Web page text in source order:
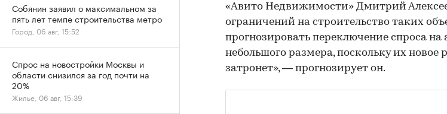
«Авито Недвижимости» Дмитрий
ограничений на строительство таких
прогнозировать переключение спроса
небольшого размера, поскольку их новое
затронет», — прогнозирует он.
Собянин заявил о максимальном за
пять лет темпе строительства метро
Город, 06 авг, 15:52
Спрос на новостройки Москвы и
области снизился за год почти на
20%
Жилье, 06 авг, 15:39